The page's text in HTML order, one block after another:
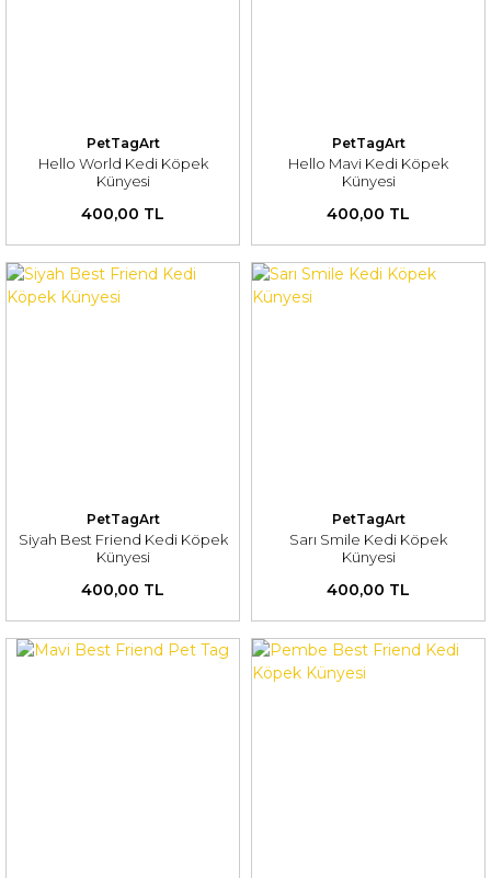
PetTagArt
Hello World Kedi Köpek
Künyesi
400,00 TL
PetTagArt
Hello Mavi Kedi Köpek
Künyesi
400,00 TL
PetTagArt
Siyah Best Friend Kedi Köpek
Künyesi
400,00 TL
PetTagArt
Sarı Smile Kedi Köpek
Künyesi
400,00 TL